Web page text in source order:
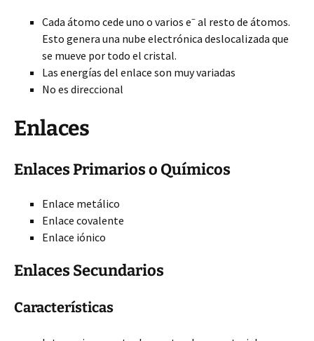
Cada átomo cede uno o varios e– al resto de átomos.
Esto genera una nube electrónica deslocalizada que
se mueve por todo el cristal.
Las energías del enlace son muy variadas
No es direccional
Enlaces
Enlaces Primarios o Químicos
Enlace metálico
Enlace covalente
Enlace iónico
Enlaces Secundarios
Características